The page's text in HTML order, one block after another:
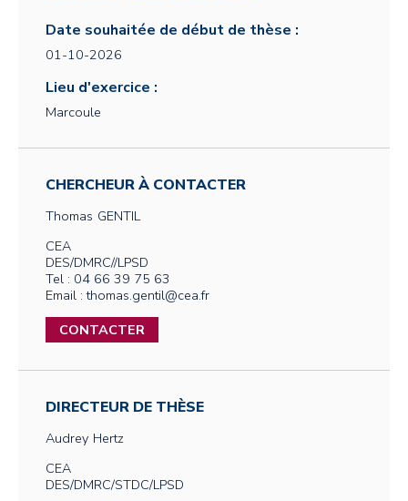
Date souhaitée de début de thèse :
01-10-2026
Lieu d'exercice :
Marcoule
CHERCHEUR À CONTACTER
Thomas GENTIL
CEA
DES/DMRC//LPSD
Tel : 04 66 39 75 63
Email : thomas.gentil@cea.fr
CONTACTER
DIRECTEUR DE THÈSE
Audrey Hertz
CEA
DES/DMRC/STDC/LPSD